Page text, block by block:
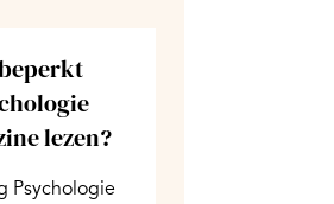
lezen?
Psychologie